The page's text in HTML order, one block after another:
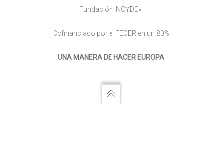
Fundación INCYDE».
Cofinanciado por el FEDER en un 80%
UNA MANERA DE HACER EUROPA